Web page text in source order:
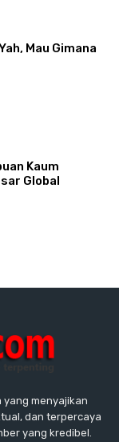
Mau Gimana
Kaum
Global
yang menyajikan
dan terpercaya
yang kredibel.